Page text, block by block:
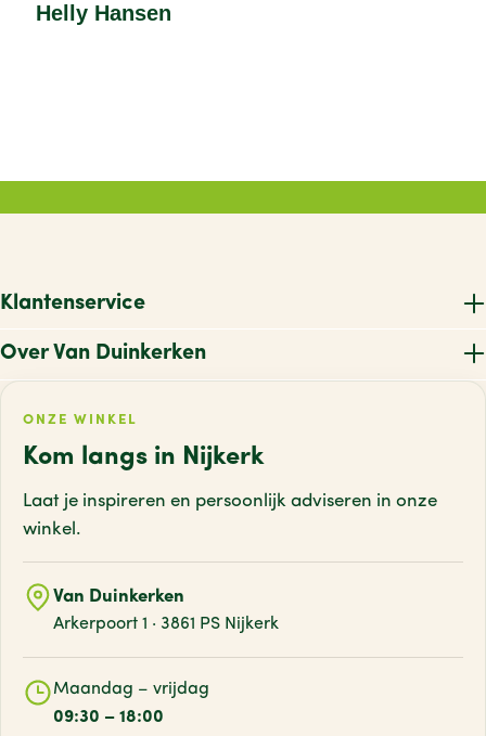
Helly Hansen
Klantenservice
Over Van Duinkerken
ONZE WINKEL
Kom langs in Nijkerk
Laat je inspireren en persoonlijk adviseren in onze
winkel.
Van Duinkerken
Arkerpoort 1 · 3861 PS Nijkerk
Maandag – vrijdag
09:30 – 18:00